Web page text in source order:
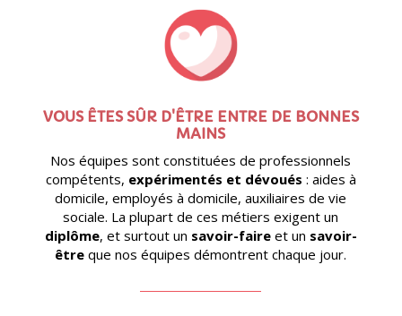
VOUS ÊTES SÛR D'ÊTRE ENTRE DE BONNES
MAINS
Nos équipes sont constituées de professionnels
compétents, expérimentés et dévoués : aides à
domicile, employés à domicile, auxiliaires de vie
sociale. La plupart de ces métiers exigent un
diplôme, et surtout un savoir-faireet un savoir-
être que nos équipes démontrent chaque jour.